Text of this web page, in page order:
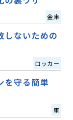
金庫
しないための
ロッカー
を守る簡単
車